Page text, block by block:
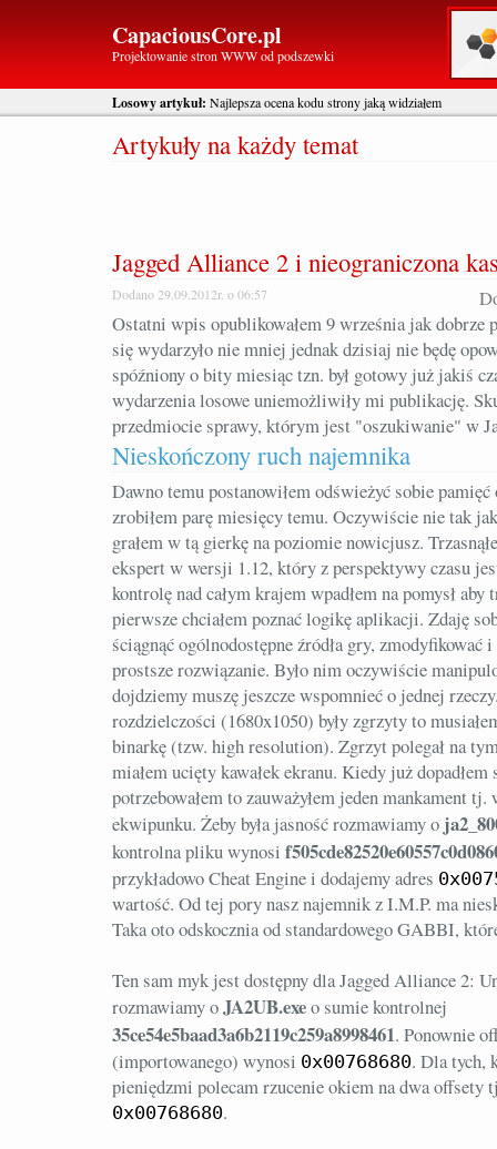
CapaciousCore.pl
Projektowanie stron WWW od podszewki
Losowy artykuł: Najlepsza ocena kodu strony jaką widziałem
Artykuły na każdy temat
Jagged Alliance 2 i nieograniczona
Dodano 29.09.2012r. o 06:57
Ostatni wpis opublikowałem 9 września jak dobrze
się wydarzyło nie mniej jednak dzisiaj nie będę
spóźniony o bity miesiąc tzn. był gotowy już jakiś
wydarzenia losowe uniemożliwiły mi publikację.
przedmiocie sprawy, którym jest "oszukiwanie" w
Nieskończony ruch najemnika
Dawno temu postanowiłem odświeżyć sobie
zrobiłem parę miesięcy temu. Oczywiście nie tak
grałem w tą gierkę na poziomie nowicjusz.
ekspert w wersji 1.12, który z perspektywy czasu
kontrolę nad całym krajem wpadłem na pomysł
pierwsze chciałem poznać logikę aplikacji. Zdaję
ściągnąć ogólnodostępne źródła gry, zmodyfikować
prostsze rozwiązanie. Było nim oczywiście
dojdziemy muszę jeszcze wspomnieć o jednej
rozdzielczości (1680x1050) były zgrzyty to
binarkę (tzw. high resolution). Zgrzyt polegał na
miałem ucięty kawałek ekranu. Kiedy już
potrzebowałem to zauważyłem jeden mankament
ekwipunku. Żeby była jasność rozmawiamy o
kontrolna pliku wynosi
przykładowo Cheat Engine i dodajemy adres
wartość. Od tej pory nasz najemnik z I.M.P. ma
Taka oto odskocznia od standardowego GABBI,
Ten sam myk jest dostępny dla Jagged Alliance 2:
rozmawiamy oJA2UB.exeo sumie kontrolnej
35ce54e5baad3a6b2119c259a8998461. Ponownie
(importowanego) wynosi 0x00768680. Dla tych,
pieniędzmi polecam rzucenie okiem na dwa offsety
0x00768680.